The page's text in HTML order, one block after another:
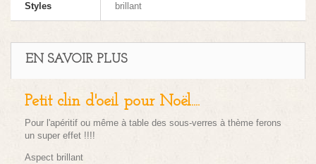
Styles brillant
EN SAVOIR PLUS
Petit clin d'oeil pour Noël....
Pour l'apéritif ou même à table des sous-verres à thème ferons
un super effet !!!!
Aspect brillant